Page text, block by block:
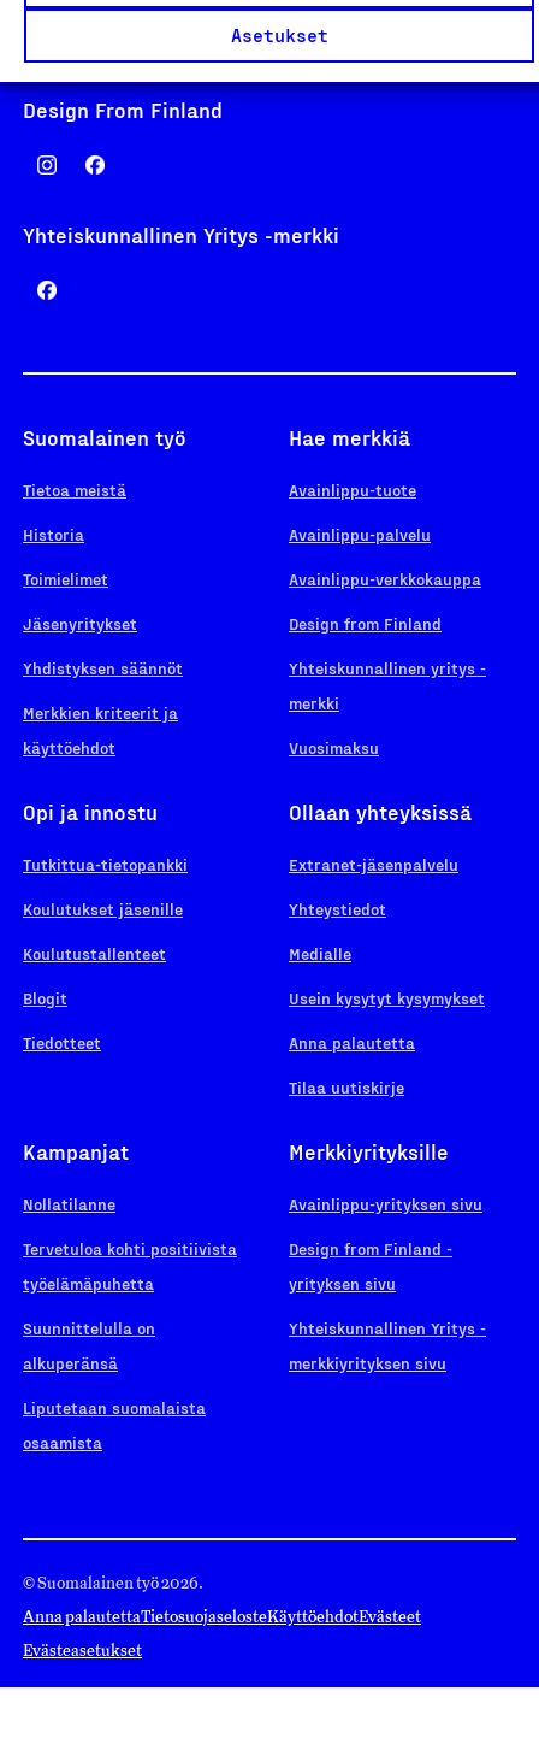
Asetukset
Design From Finland
Yhteiskunnallinen Yritys -merkki
Suomalainen työ
Tietoa meistä
Historia
Toimielimet
Jäsenyritykset
Yhdistyksen säännöt
Merkkien kriteerit ja
käyttöehdot
Hae merkkiä
Avainlippu-tuote
Avainlippu-palvelu
Avainlippu-verkkokauppa
Design from Finland
Yhteiskunnallinen yritys -
merkki
Vuosimaksu
Opi ja innostu
Tutkittua-tietopankki
Koulutukset jäsenille
Koulutustallenteet
Blogit
Tiedotteet
Ollaan yhteyksissä
Extranet-jäsenpalvelu
Yhteystiedot
Medialle
Usein kysytyt kysymykset
Anna palautetta
Tilaa uutiskirje
Kampanjat
Nollatilanne
Tervetuloa kohti positiivista
työelämäpuhetta
Suunnittelulla on
alkuperänsä
Liputetaan suomalaista
osaamista
Merkkiyrityksille
Avainlippu-yrityksen sivu
Design from Finland -
yrityksen sivu
Yhteiskunnallinen Yritys -
merkkiyrityksen sivu
© Suomalainen työ 2026.
Anna palautettaTietosuojaselosteKäyttöehdotEvästeet
Evästeasetukset